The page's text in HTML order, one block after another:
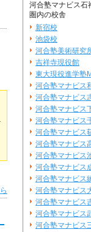
河合塾マナビス石
圏内の校舎
新宿校
池袋校
河合塾美術研究
吉祥寺現役館
東大現役進学塾
河合塾マナビス
河合塾マナビス
河合塾マナビス
河合塾マナビス
河合塾マナビス
河合塾マナビス
河合塾マナビス
河合塾マナビス
河合塾マナビス
河合塾マナビス
河合塾マナビス
河合塾マナビス
河合塾マナビス